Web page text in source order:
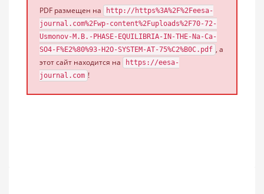
PDF размещен на
http://https%3A%2F%2Feesa-
journal.com%2Fwp-content%2Fuploads%2F70-72-
Usmonov-M.B.-PHASE-EQUILIBRIA-IN-THE-Na-Ca-
SO4-F%E2%80%93-H2O-SYSTEM-AT-75%C2%B0C.pdf
, а
этот сайт находится на
https://eesa-
journal.com !